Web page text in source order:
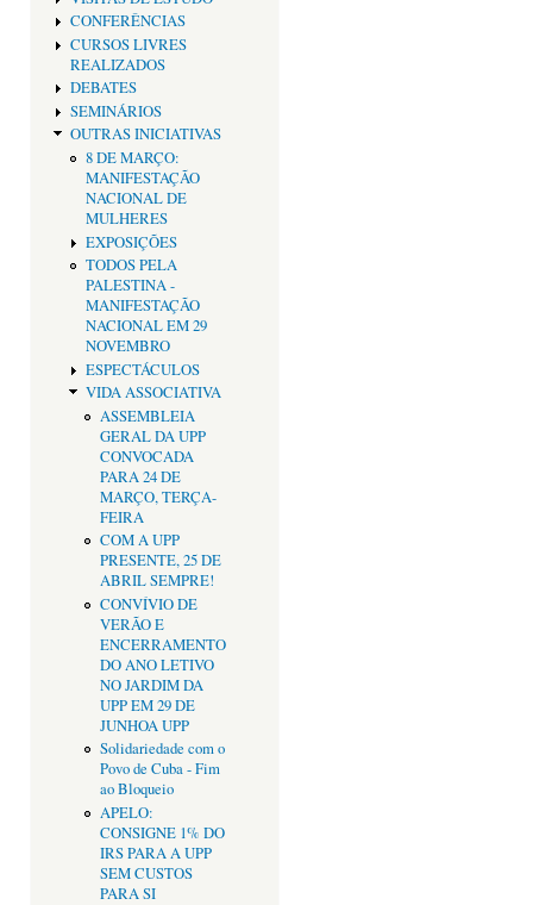
CONFERÊNCIAS
CURSOS LIVRES
REALIZADOS
DEBATES
SEMINÁRIOS
OUTRAS INICIATIVAS
8 DE MARÇO:
MANIFESTAÇÃO
NACIONAL DE
MULHERES
EXPOSIÇÕES
TODOS PELA
PALESTINA -
MANIFESTAÇÃO
NACIONAL EM 29
NOVEMBRO
ESPECTÁCULOS
VIDA ASSOCIATIVA
ASSEMBLEIA
GERAL DA UPP
CONVOCADA
PARA 24 DE
MARÇO, TERÇA-
FEIRA
COM A UPP
PRESENTE, 25 DE
ABRIL SEMPRE!
CONVÍVIO DE
VERÃO E
ENCERRAMENTO
DO ANO LETIVO
NO JARDIM DA
UPP EM 29 DE
JUNHOA UPP
Solidariedade com o
Povo de Cuba - Fim
ao Bloqueio
APELO:
CONSIGNE 1% DO
IRS PARA A UPP
SEM CUSTOS
PARA SI